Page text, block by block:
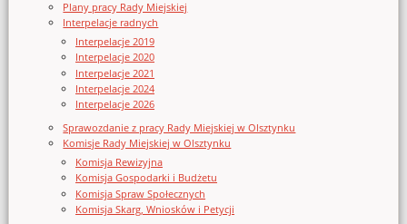
Plany pracy Rady Miejskiej
Interpelacje radnych
Interpelacje 2019
Interpelacje 2020
Interpelacje 2021
Interpelacje 2024
Interpelacje 2026
Sprawozdanie z pracy Rady Miejskiej w Olsztynku
Komisje Rady Miejskiej w Olsztynku
Komisja Rewizyjna
Komisja Gospodarki i Budżetu
Komisja Spraw Społecznych
Komisja Skarg, Wniosków i Petycji